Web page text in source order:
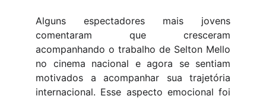
Alguns espectadores mais jovens
comentaram que cresceram
acompanhando o trabalho de Selton Mello
no cinema nacional e agora se sentiam
motivados a acompanhar sua trajetória
internacional. Esse aspecto emocional foi